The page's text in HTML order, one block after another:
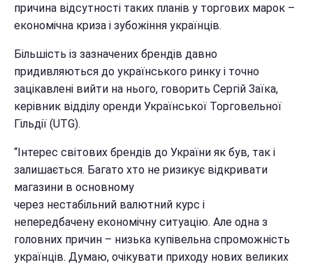
причина відсутності таких планів у торгових марок –
економічна криза і зубожіння українців.
Більшість із зазначених брендів давно
придивляються до українського ринку і точно
зацікавлені вийти на нього, говорить Сергій Заїка,
керівник відділу оренди Української Торговельної
Гільдії (UTG).
“Інтерес світових брендів до України як був, так і
залишається. Багато хто не ризикує відкривати
магазини в основному
через нестабільний валютний курс і
непередбачену економічну ситуацію. Але одна з
головних причин – низька купівельна спроможність
українців. Думаю, очікувати приходу нових великих